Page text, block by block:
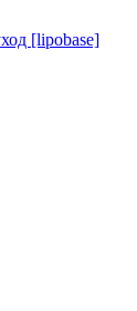
[lipobase]